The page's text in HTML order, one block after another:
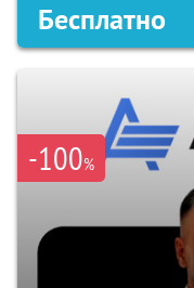
Бесплатно
-100%